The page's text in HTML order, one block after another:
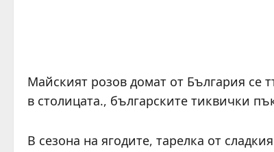
Майският розов домат от България се
в столицата., българските тиквички
В сезона на ягодите, тарелка от